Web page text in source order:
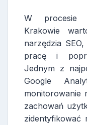
W procesie
Krakowie
narzędzia
pracę i
Jednym z
Google
monitorowanie
zachowań
zidentyfikować